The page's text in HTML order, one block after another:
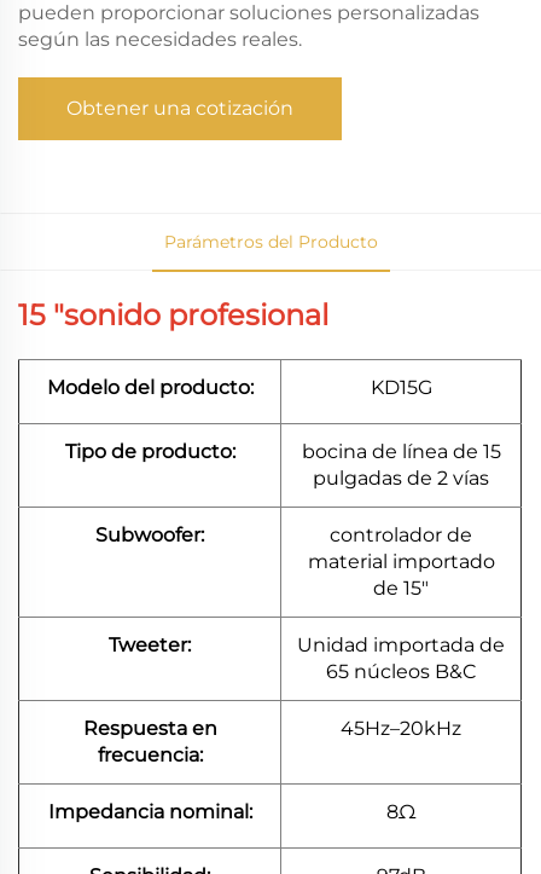
pueden proporcionar soluciones personalizadas
según las necesidades reales.
Obtener una cotización
Parámetros del Producto
15 "sonido profesional
Modelo del producto: KD15G
Tipo de producto:
bocina de línea de 15
pulgadas de 2 vías
Subwoofer:
controlador de
material importado
de 15"
Tweeter:
Unidad importada de
65 núcleos B&C
Respuesta en
frecuencia:
45Hz–20kHz
Impedancia nominal: 8Ω